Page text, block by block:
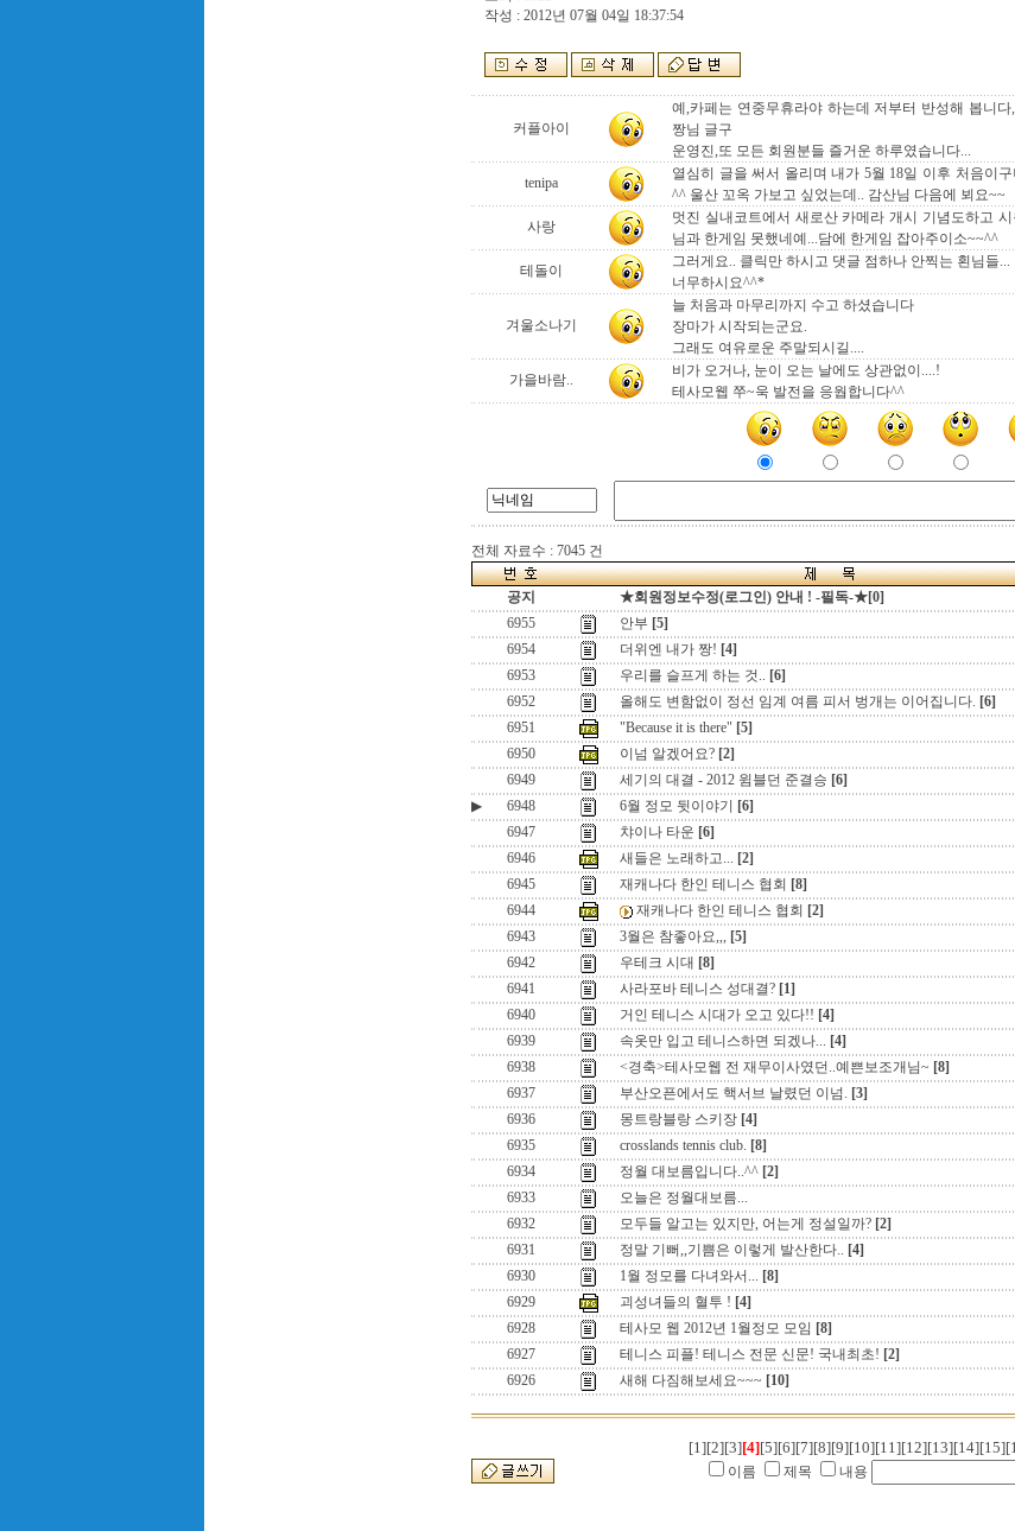
작성 : 2012년 07월 04일 18:37:54
커플아이
예,카페는 연중무휴라야 하는데 저부터 반성해 봅니
짱님 글구
운영진,또 모든 회원분들 즐거운 하루였습니다...
tenipa
열심히 글을 써서 올리며 내가 5월 18일 이후 처음이
^^ 울산 꼬옥 가보고 싶었는데.. 감산님 다음에 뵈요~~
사랑
멋진 실내코트에서 새로산 카메라 개시 기념도하고
님과 한게임 못했네예...담에 한게임 잡아주이소~~^^
테돌이
그러게요.. 클릭만 하시고 댓글 점하나 안찍는 횐님들...
너무하시요^^*
겨울소나기
늘 처음과 마무리까지 수고 하셨습니다
장마가 시작되는군요.
그래도 여유로운 주말되시길....
가을바람..
비가 오거나, 눈이 오는 날에도 상관없이....!
테사모웹 쭈~욱 발전을 응웝합니다^^
전체 자료수 : 7045 건
공지 ★회원정보수정(로그인) 안내 ! -필독-★[0]
6955
안부 [5]
6954
더위엔 내가 짱! [4]
6953
우리를 슬프게 하는 것.. [6]
6952
올해도 변함없이 정선 임계 여름 피서 벙개는 이어집니다. [6]
6951
"Because it is there" [5]
6950
이넘 알겠어요? [2]
6949
세기의 대결 - 2012 윔블던 준결승 [6]
▶
6948 6월 정모 뒷이야기 [6]
6947
챠이나 타운 [6]
6946
새들은 노래하고... [2]
6945
재캐나다 한인 테니스 협회 [8]
6944
재캐나다 한인 테니스 협회 [2]
6943
3월은 참좋아요,,, [5]
6942
우테크 시대 [8]
6941
사라포바 테니스 성대결? [1]
6940
거인 테니스 시대가 오고 있다!! [4]
6939
속옷만 입고 테니스하면 되겠나... [4]
6938
<경축>테사모웹 전 재무이사였던..예쁜보조개님~ [8]
6937
부산오픈에서도 핵서브 날렸던 이넘. [3]
6936
몽트랑블랑 스키장 [4]
6935
crosslands tennis club. [8]
6934
정월 대보름입니다..^^ [2]
6933
오늘은 정월대보름...
6932
모두들 알고는 있지만, 어는게 정설일까? [2]
6931
정말 기뻐,,기쁨은 이렇게 발산한다.. [4]
6930
1월 정모를 다녀와서... [8]
6929
괴성녀들의 혈투 ! [4]
6928
테사모 웹 2012년 1월정모 모임 [8]
6927
테니스 피플! 테니스 전문 신문! 국내최초! [2]
6926
새해 다짐해보세요~~~ [10]
[1][2][3][4][5][6][7][8][9][10][11][12][13][14][15]
이름
제목 내용